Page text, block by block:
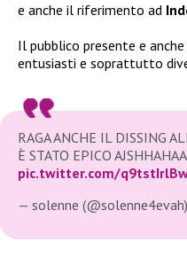
e anche il riferimento ad
Il pubblico presente e
entusiasti e soprattutto
RAGA ANCHE IL DISSING
È STATO EPICO AJSHHAHAA
pic.twitter.com/
— solenne (@solenne4evah)